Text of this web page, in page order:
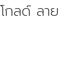
ลด์ ลาย